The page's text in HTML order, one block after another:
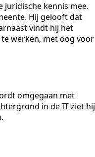
juridische kennis mee.
Hij gelooft dat
vindt hij het
werken, met oog voor
omgegaan met
in de IT ziet hij